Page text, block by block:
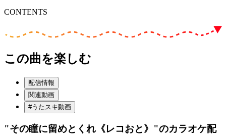
CONTENTS
この曲を楽しむ
配信情報
関連動画
#うたスキ動画
"その瞳に留めとくれ《レコおと》"のカラオケ配